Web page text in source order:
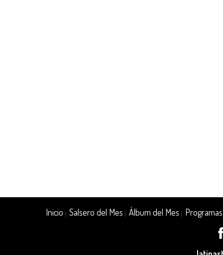
Inicio |Salsero del Mes |Álbum del Mes Programas